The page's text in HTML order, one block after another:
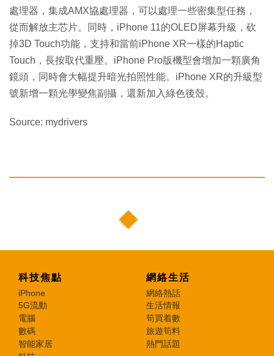
處理器，集成AMX協處理器，可以處理一些密集型任務，
從而解放主芯片。同時，iPhone 11的OLED屏幕升級，砍
掉3D Touch功能，支持和當前iPhone XR一樣的Haptic
Touch，長按取代重壓。iPhone Pro版機型會增加一顆廣角
鏡頭，同時會大幅提升暗光拍照性能。iPhone XR的升級型
號新增一顆光學變焦副攝，還新加入綠色後殼。
Source: mydrivers
科技焦點
iPhone
5G流動
電腦
數碼
智能家居
網絡生活
網絡熱話
生活情報
筍買着數
旅遊筍料
熱門話題